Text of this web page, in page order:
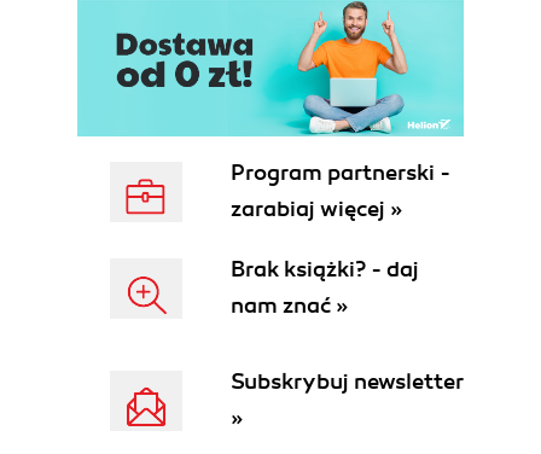
Program partnerski -
zarabiaj więcej »
Brak książki? - daj
nam znać »
Subskrybuj newsletter
»